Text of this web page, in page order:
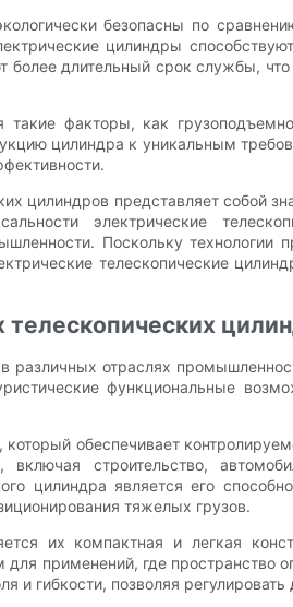
безопасны по
цилиндры
длительный срок службы,
такие факторы, как
цилиндра к уникальным
цилиндров представляет собой
электрические
Поскольку технологии
телескопические
различных отраслях
функциональные
обеспечивает
строительство,
цилиндра является его
тяжелых грузов.
их компактная и легкая
применений, где пространство
гибкости, позволяя